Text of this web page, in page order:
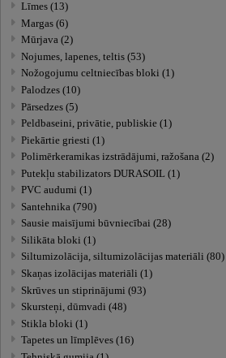
Līmes (13)
Margas (6)
Mūrjava (2)
Nojumes, lapenes, teltis (53)
Nožogojumu celtniecības bloki (1)
Palodzes (10)
Pārsedzes (5)
Peldbaseini, privātie, publiskie (1)
Piekārtie griesti (1)
Polimērkeramikas izstrādājumi, ražošana (2)
Putekļu stabilizators DURASOIL (1)
PVC audumi (1)
Santehnika (790)
Sausie maisījumi būvniecībai (28)
Silikāta bloki (1)
Siltumizolācija, siltumizolācijas materiāli (80)
Skaņas izolācijas materiāli (1)
Skrūves un stiprinājumi (93)
Skursteņi, dūmvadi (48)
Stikla bloki (1)
Tapetes un līmplēves (16)